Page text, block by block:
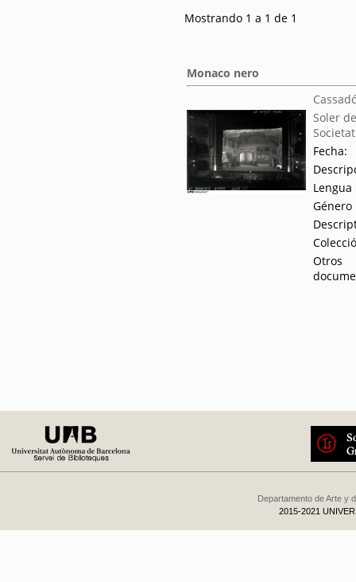
Mostrando 1 a 1 de 1
Monaco nero
Soler
Fecha:
Lengua
Género
Otros
Departamento de Arte y
2015-2021